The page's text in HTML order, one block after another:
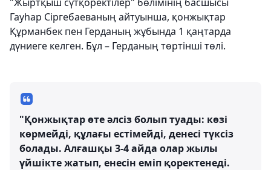
Гауһар Сіргебаеваның айтуынша, қонжықтар
Құрманбек пен Герданың жұбында 1 қаңтарда
дүниеге келген. Бұл – Герданың төртінші төлі.
"Қонжықтар өте әлсіз болып туады: көзі
көрмейді, құлағы естімейді, денесі түксіз
болады. Алғашқы 3-4 айда олар жылы
үйшікте жатып, енесін еміп қоректенеді.